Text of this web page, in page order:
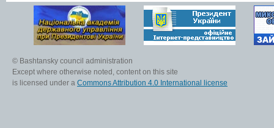
© Bashtansky council administration
Except where otherwise noted, content on this site
is licensed under a Commons Attribution 4.0 International license